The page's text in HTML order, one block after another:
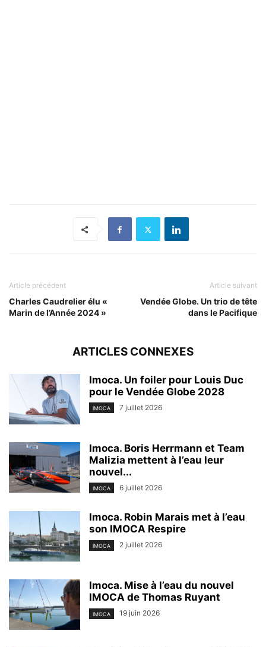
Article précédent
Charles Caudrelier élu «
Marin de l’Année 2024 »
Article suivant
Vendée Globe. Un trio de tête
dans le Pacifique
ARTICLES CONNEXES
Imoca. Un foiler pour Louis Duc
pour le Vendée Globe 2028
IMOCA 7 juillet 2026
Imoca. Boris Herrmann et Team
Malizia mettent à l’eau leur
nouvel...
IMOCA 6 juillet 2026
Imoca. Robin Marais met à l’eau
son IMOCA Respire
IMOCA 2 juillet 2026
Imoca. Mise à l’eau du nouvel
IMOCA de Thomas Ruyant
IMOCA 19 juin 2026